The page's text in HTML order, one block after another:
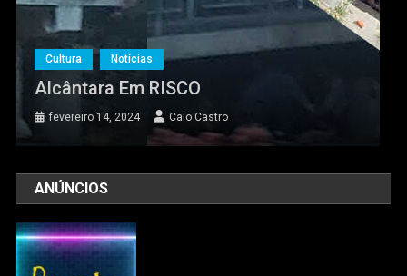
Cultura Notícias
Alcântara Em RISCO
fevereiro 14, 2024 Caio Castro
ANÚNCIOS